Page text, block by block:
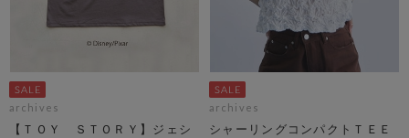
archives
【ＴＯＹ ＳＴＯＲＹ】ジェシ
archives
シャーリングコンパクトＴＥＥ